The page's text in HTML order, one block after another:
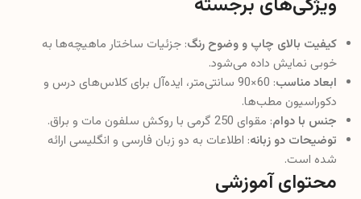
کیفیت بالای چاپ و وضوح رنگ: جزئیات ساختار ماهیچه‌ها به
خوبی نمایش داده می‌شود.
ابعاد مناسب
: 60×90 سانتی‌متر، ایده‌آل برای کلاس‌های درس و
دکوراسیون مطب‌ها.
جنس با دوام: مقوای 250 گرمی با روکش سلفون مات و براق.
توضیحات دو زبانه: اطلاعات به دو زبان فارسی و انگلیسی ارائه
شده است.
محتوای آموزشی